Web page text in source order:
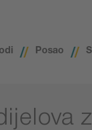
Posao